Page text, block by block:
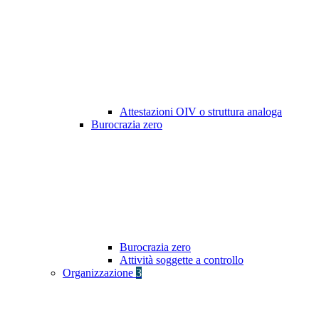
Attestazioni OIV o struttura analoga
Burocrazia zero
Burocrazia zero
Attività soggette a controllo
Organizzazione 3